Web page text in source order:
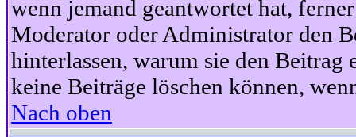
wenn jemand geantwortet hat,
Moderator oder Administrator den
hinterlassen, warum sie den Beitrag
keine Beiträge löschen können,
Nach oben